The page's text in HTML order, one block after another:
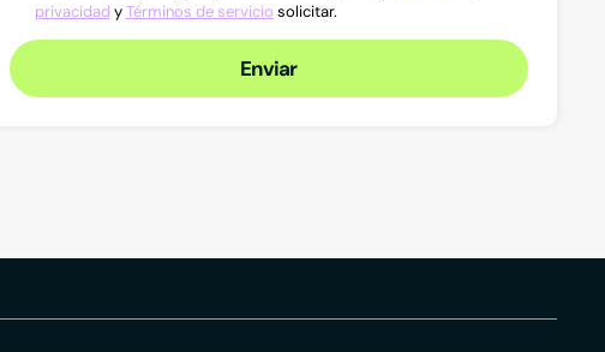
privacidad yTérminos de servicio solicitar.
Enviar